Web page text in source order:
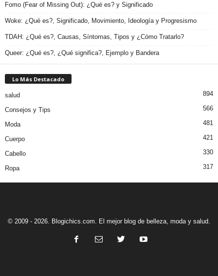
Fomo (Fear of Missing Out): ¿Qué es? y Significado
Woke: ¿Qué es?, Significado, Movimiento, Ideología y Progresismo
TDAH: ¿Qué es?, Causas, Síntomas, Tipos y ¿Cómo Tratarlo?
Queer: ¿Qué es?, ¿Qué significa?, Ejemplo y Bandera
Lo Más Destacado
salud 894
Consejos y Tips 566
Moda 481
Cuerpo 421
Cabello 330
Ropa 317
© 2009 - 2026. Blogichics.com. El mejor blog de belleza, moda y salud.